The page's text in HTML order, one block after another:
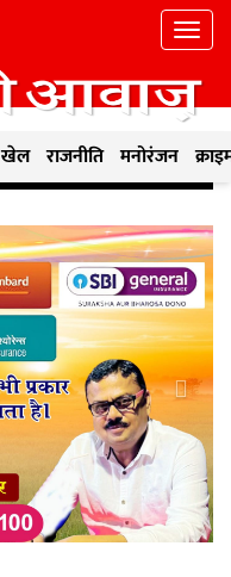
खेल राजनीति मनोरंजन
मुख्यमंत्री विष्णुदेव साय के नेतृत्व में
Next